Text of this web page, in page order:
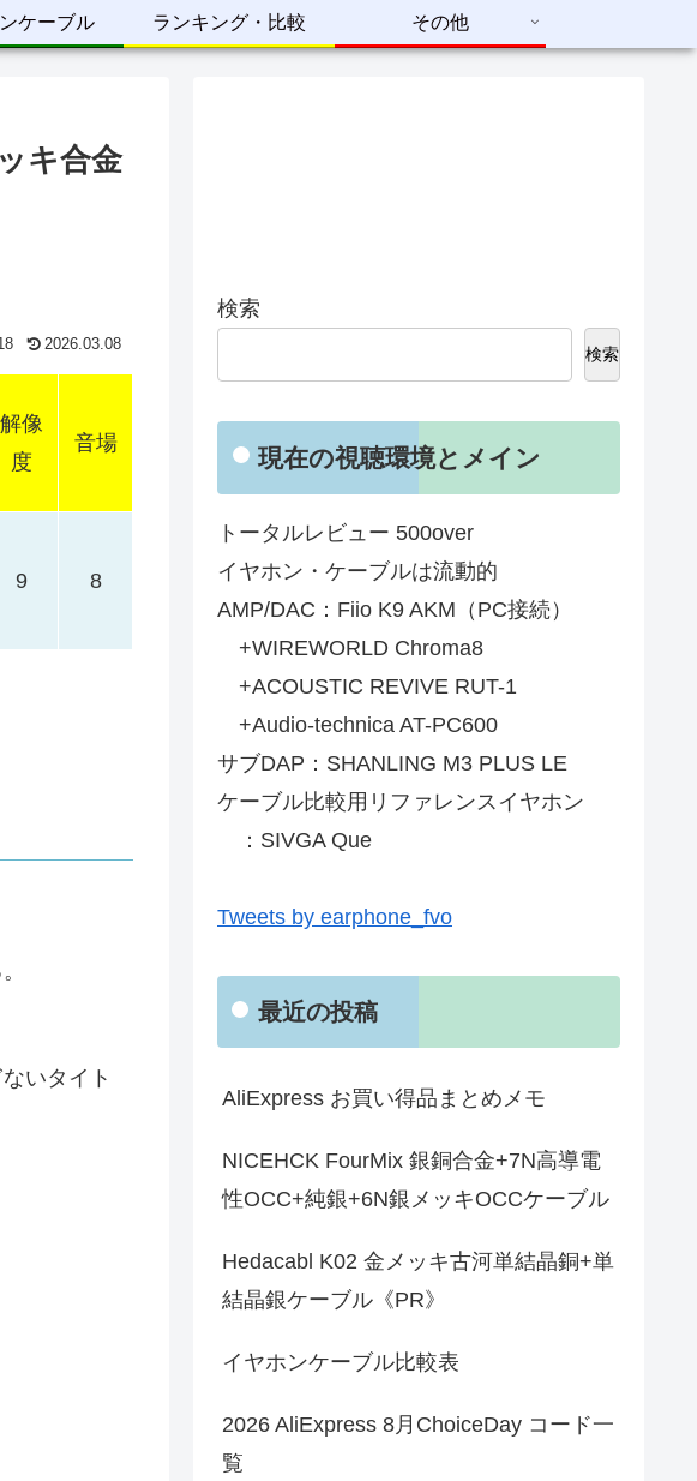
ケーブル ランキング・比較 その他
キ合金
2026.03.08
解像
度
音場
9 8
いタイト
検索
検索
現在の視聴環境とメイン
トータルレビュー 500over
イヤホン・ケーブルは流動的
AMP/DAC：Fiio K9 AKM（PC接続）
+WIREWORLD Chroma8
+ACOUSTIC REVIVE RUT-1
+Audio-technica AT-PC600
サブDAP：SHANLING M3 PLUS LE
ケーブル比較用リファレンスイヤホン
：SIVGA Que
Tweets by earphone_fvo
最近の投稿
AliExpress お買い得品まとめメモ
NICEHCK FourMix 銀銅合金+7N高導電
性OCC+純銀+6N銀メッキOCCケーブル
Hedacabl K02 金メッキ古河単結晶銅+単
結晶銀ケーブル《PR》
イヤホンケーブル比較表
2026 AliExpress 8月ChoiceDay コード一
覧